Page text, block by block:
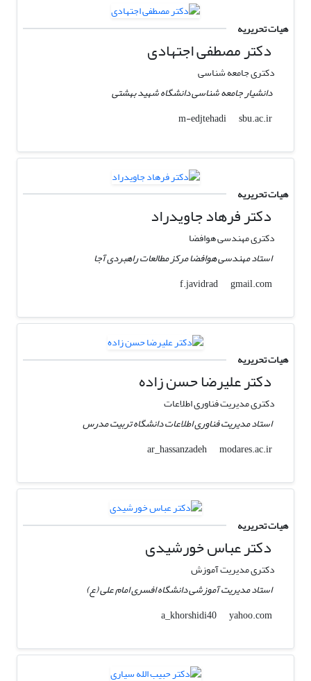
هیات تحریریه
دکتر مصطفی اجتهادی
دکتری جامعه شناسی
دانشیار جامعه شناسی دانشگاه شهید بهشتی
m-edjtehadi
sbu.ac.ir
هیات تحریریه
دکتر فرهاد جاویدراد
دکتری مهندسی هوافضا
استاد مهندسی هوافضا مرکز مطالعات راهبردی آجا
f.javidrad
gmail.com
هیات تحریریه
دکتر علیرضا حسن زاده
دکتری مدیریت فناوری اطلاعات
استاد مدیریت فناوری اطلاعات دانشگاه تربیت مدرس
ar_hassanzadeh
modares.ac.ir
هیات تحریریه
دکتر عباس خورشیدی
دکتری مدیریت آموزش
استاد مدیریت آموزشی دانشگاه افسری امام علی (ع)
a_khorshidi40
yahoo.com